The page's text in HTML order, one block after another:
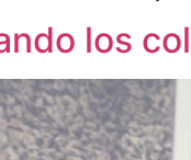
los